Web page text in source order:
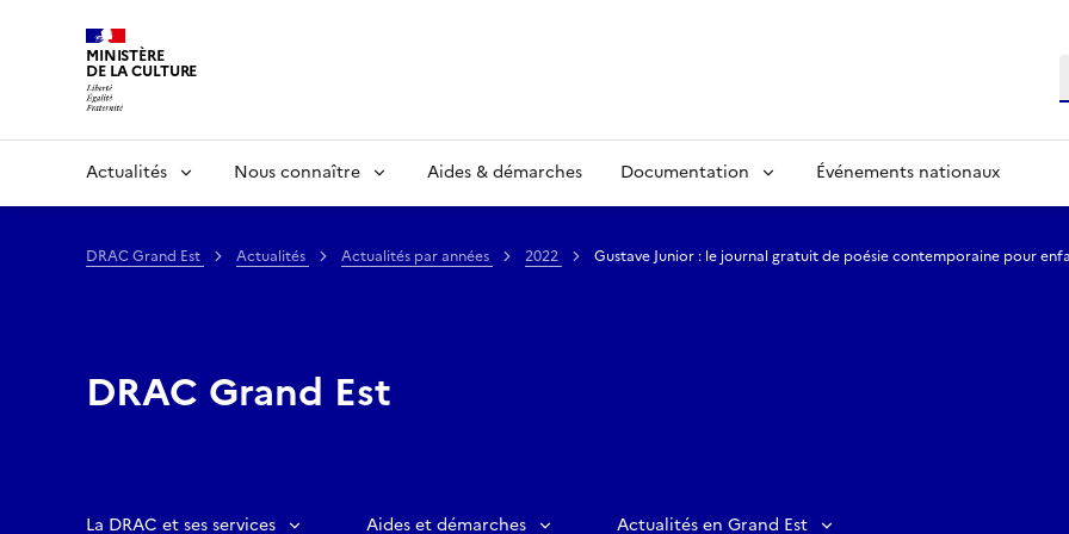
MINISTÈRE
DE LA CULTURE
Actualités Nous connaître Aides & démarches Documentation Événements nationaux
DRAC Grand Est Actualités Actualités par années 2022 Gustave Junior : le journal gratuit de poésie contemporaine pour
DRAC Grand Est
La DRAC et ses services Aides et démarches Actualités en Grand Est